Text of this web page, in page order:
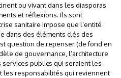
ou vivant dans les diasporas
et réflexions. Ils sont
sanitaire impose que l’entité
dans des éléments clés des
question de repenser (de fond en
de gouvernance, l’architecture
services publics qui seraient les
les responsabilités qui reviennent